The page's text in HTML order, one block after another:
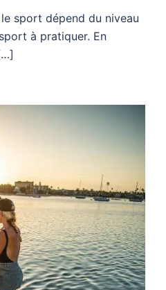
sport dépend du niveau
à pratiquer. En